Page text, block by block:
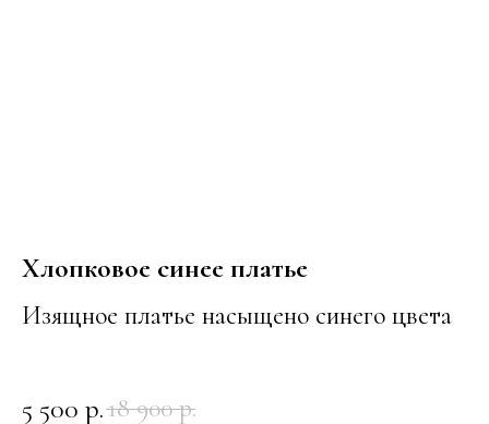
Хлопковое синее платье
Изящное платье насыщено синего цвета
5 500 р.18 900 р.